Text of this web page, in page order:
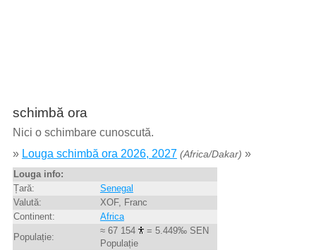
schimbă ora
Nici o schimbare cunoscută.
» Louga schimbă ora 2026, 2027 (Africa/Dakar) »
Louga info:
Țară:
Senegal
Valută:
XOF, Franc
Continent:
Africa
Populație:
≈ 67 154
= 5.449‰ SEN
Populație